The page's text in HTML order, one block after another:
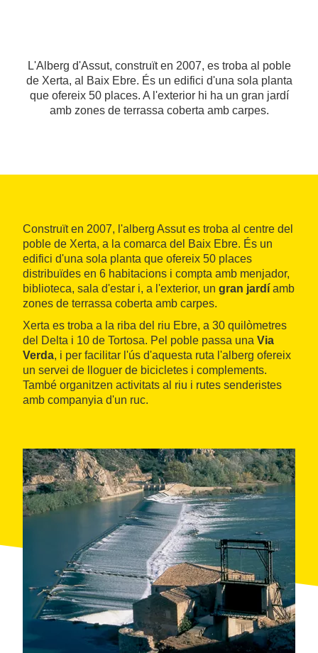
L'Alberg d'Assut, construït en 2007, es troba al poble
de Xerta, al Baix Ebre. És un edifici d'una sola planta
que ofereix 50 places. A l'exterior hi ha un gran jardí
amb zones de terrassa coberta amb carpes.
Construït en 2007, l'alberg Assut es troba al centre del
poble de Xerta, a la comarca del Baix Ebre. És un
edifici d'una sola planta que ofereix 50 places
distribuïdes en 6 habitacions i compta amb menjador,
biblioteca, sala d'estar i, a l'exterior, un gran jardí amb
zones de terrassa coberta amb carpes.
Xerta es troba a la riba del riu Ebre, a 30 quilòmetres
del Delta i 10 de Tortosa. Pel poble passa una Via
Verda, i per facilitar l'ús d'aquesta ruta l'alberg ofereix
un servei de lloguer de bicicletes i complements.
També organitzen activitats al riu i rutes senderistes
amb companyia d'un ruc.